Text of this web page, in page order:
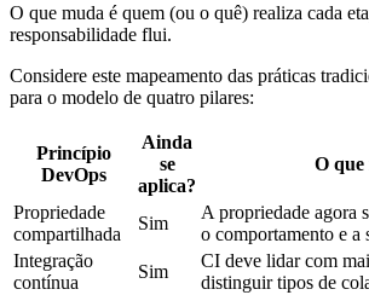
O que muda é quem (ou o quê) realiza cada
responsabilidade flui.
Considere este mapeamento das práticas
para o modelo de quatro pilares:
Princípio
DevOps
Ainda
se
aplica?
O que
Propriedade
compartilhada
Sim
A propriedade agora
o comportamento e a
Integração
contínua
Sim
CI deve lidar com
distinguir tipos de